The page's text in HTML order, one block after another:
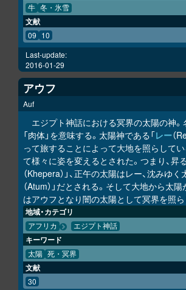
牛 冬・氷雪
文献
09 10
Last-update:
2016-01-29
アウフ
Auf
エジプト神話における冥界の太陽の神。
「肉体」を意味する。太陽神である「レー（
って旅することによって大地を照らしてい
て様々に姿を変えるとされた。つまり、昇
（Khepera）」、正午の太陽はレー、沈みゆく
（Atum）」だとされる。そして大地から太
はアウフとなり闇の太陽として冥界を照ら
地域・カテゴリ
アフリカ エジプト神話
キーワード
太陽 死・冥界
文献
30